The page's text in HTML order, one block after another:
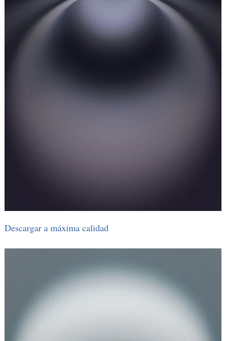
Descargar a máxima calidad